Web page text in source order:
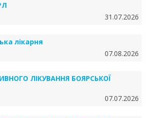
31.07.2026
лікарня
07.08.2026
ЛІКУВАННЯ БОЯРСЬКОЇ
07.07.2026